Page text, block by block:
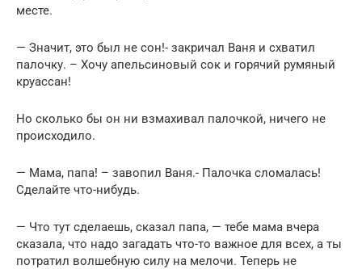
месте.
— Значит, это был не сон!- закричал Ваня и схватил
палочку. – Хочу апельсиновый сок и горячий румяный
круассан!
Но сколько бы он ни взмахивал палочкой, ничего не
происходило.
— Мама, папа! – завопил Ваня.- Палочка сломалась!
Сделайте что-нибудь.
— Что тут сделаешь, сказал папа, — тебе мама вчера
сказала, что надо загадать что-то важное для всех, а ты
потратил волшебную силу на мелочи. Теперь не